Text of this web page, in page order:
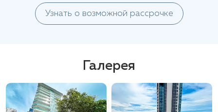
Узнать о возможной рассрочке
Галерея